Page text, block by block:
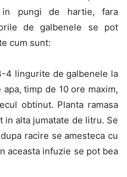
in pungi de hartie, fara
de galbenele se pot
cum sunt:
4 lingurite de galbenele la
timp de 10 ore maxim,
obtinut. Planta ramasa
alta jumatate de litru. Se
racire se amesteca cu
aceasta infuzie se pot bea